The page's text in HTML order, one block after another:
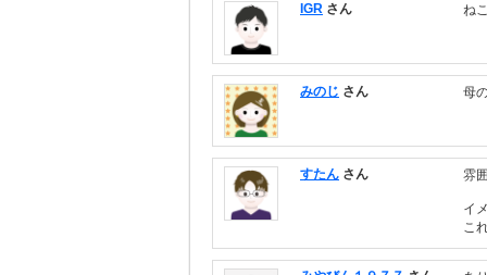
IGR さん ね
みのじ さん 母
すたん さん 雰
イ
こ